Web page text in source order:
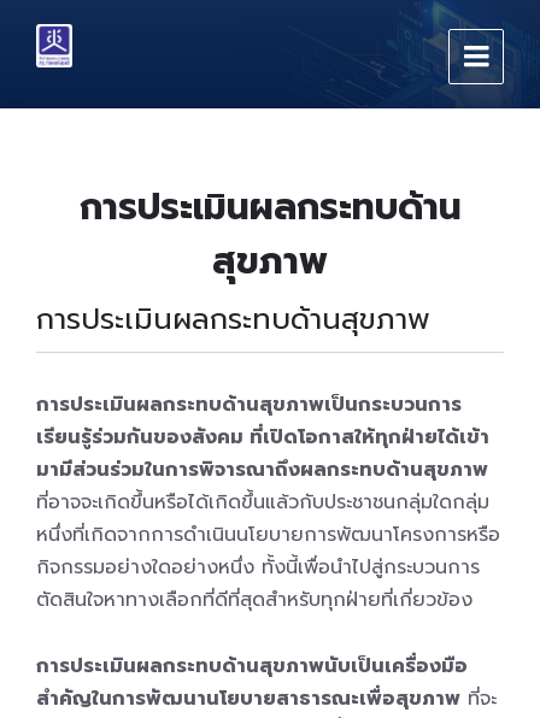
content
main
footer
การประเมินผลกระทบด้าน
สุขภาพ
การประเมินผลกระทบด้านสุขภาพ
การประเมินผลกระทบด้านสุขภาพเป็นกระบวนการ
เรียนรู้ร่วมกันของสังคม ที่เปิดโอกาสให้ทุกฝ่ายได้เข้า
มามีส่วนร่วมในการพิจารณาถึงผลกระทบด้านสุขภาพ
ที่อาจจะเกิดขึ้นหรือได้เกิดขึ้นแล้วกับประชาชนกลุ่มใดกลุ่ม
หนึ่งที่เกิดจากการดำเนินนโยบายการพัฒนาโครงการหรือ
กิจกรรมอย่างใดอย่างหนึ่ง ทั้งนี้เพื่อนำไปสู่กระบวนการ
ตัดสินใจหาทางเลือกที่ดีที่สุดสำหรับทุกฝ่ายที่เกี่ยวข้อง
การประเมินผลกระทบด้านสุขภาพนับเป็นเครื่องมือ
สำคัญในการพัฒนานโยบายสาธารณะเพื่อสุขภาพ ที่จะ